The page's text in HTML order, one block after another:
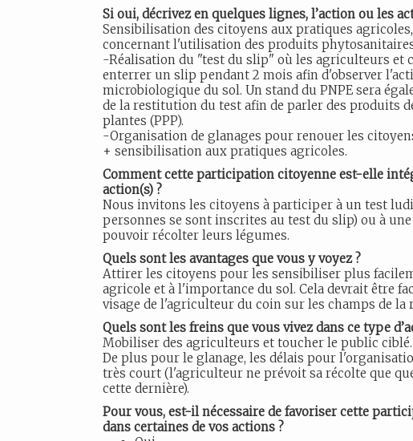
Si oui, décrivez en quelques lignes, l’action ou les
Sensibilisation des citoyens aux pratiques
concernant l'utilisation des produits
-Réalisation du "test du slip" où les agriculteurs et
enterrer un slip pendant 2 mois afin d'observer
microbiologique du sol. Un stand du PNPE sera
de la restitution du test afin de parler des produits
plantes (PPP).
-Organisation de glanages pour renouer les
+ sensibilisation aux pratiques agricoles.
Comment cette participation citoyenne est-elle
action(s) ?
Nous invitons les citoyens à participer à un test
personnes se sont inscrites au test du slip) ou à
pouvoir récolter leurs légumes.
Quels sont les avantages que vous y voyez ?
Attirer les citoyens pour les sensibiliser plus
agricole et à l'importance du sol. Cela devrait être
visage de l'agriculteur du coin sur les champs de la
Quels sont les freins que vous vivez dans ce type
Mobiliser des agriculteurs et toucher le public
De plus pour le glanage, les délais pour
très court (l'agriculteur ne prévoit sa récolte que
cette dernière).
Pour vous, est-il nécessaire de favoriser cette
dans certaines de vos actions ?